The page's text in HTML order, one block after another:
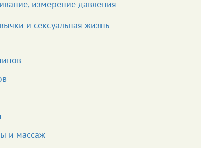
измерение давления
и сексуальная жизнь
и массаж